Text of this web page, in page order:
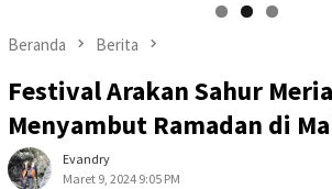
Beranda Berita
Festival Arakan Sahur
Menyambut Ramadan di
Evandry
Maret 9, 2024 9:05 PM